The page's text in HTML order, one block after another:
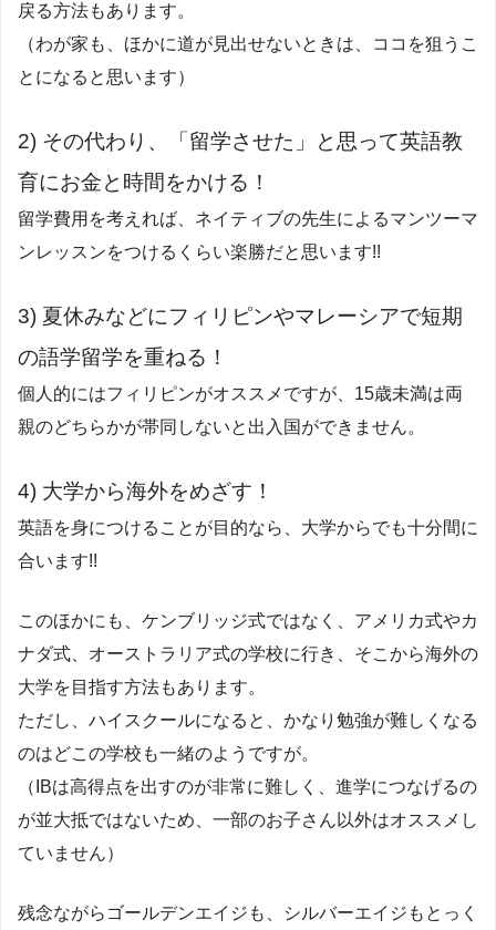
戻る方法もあります。
（わが家も、ほかに道が見出せないときは、ココを狙うこ
とになると思います）
2) その代わり、「留学させた」と思って英語教
育にお金と時間をかける！
留学費用を考えれば、ネイティブの先生によるマンツーマ
ンレッスンをつけるくらい楽勝だと思います!!
3) 夏休みなどにフィリピンやマレーシアで短期
の語学留学を重ねる！
個人的にはフィリピンがオススメですが、15歳未満は両
親のどちらかが帯同しないと出入国ができません。
4) 大学から海外をめざす！
英語を身につけることが目的なら、大学からでも十分間に
合います!!
このほかにも、ケンブリッジ式ではなく、アメリカ式やカ
ナダ式、オーストラリア式の学校に行き、そこから海外の
大学を目指す方法もあります。
ただし、ハイスクールになると、かなり勉強が難しくなる
のはどこの学校も一緒のようですが。
（IBは高得点を出すのが非常に難しく、進学につなげるの
が並大抵ではないため、一部のお子さん以外はオススメし
ていません）
残念ながらゴールデンエイジも、シルバーエイジもとっく